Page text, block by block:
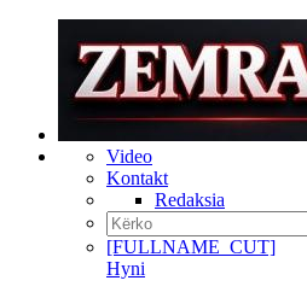
Video
Kontakt
Redaksia
[FULLNAME_CUT]
Hyni